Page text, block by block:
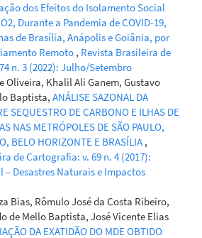
dos Efeitos do Isolamento Social
Durante a Pandemia de COVID-19,
de Brasília, Anápolis e Goiânia, por
Remoto , Revista Brasileira de
n. 3 (2022): Julho/Setembro
Oliveira, Khalil Ali Ganem, Gustavo
Baptista, ANÁLISE SAZONAL DA
SEQUESTRO DE CARBONO E ILHAS DE
NAS METRÓPOLES DE SÃO PAULO,
BELO HORIZONTE E BRASÍLIA ,
de Cartografia: v. 69 n. 4 (2017):
– Desastres Naturais e Impactos
Bias, Rômulo José da Costa Ribeiro,
de Mello Baptista, José Vicente Elias
DA EXATIDÃO DO MDE OBTIDO